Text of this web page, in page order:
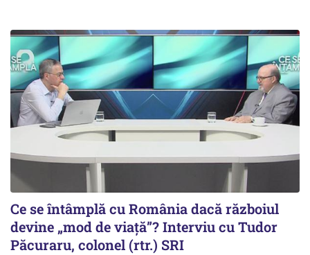
Ce se întâmplă cu România dacă războiul
devine „mod de viață”? Interviu cu Tudor
Păcuraru, colonel (rtr.) SRI